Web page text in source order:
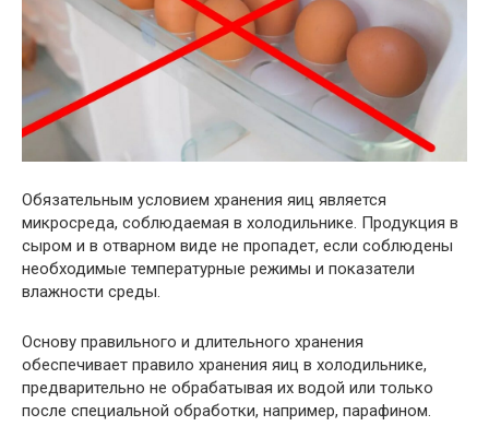
Обязательным условием хранения яиц является
микросреда, соблюдаемая в холодильнике. Продукция в
сыром и в отварном виде не пропадет, если соблюдены
необходимые температурные режимы и показатели
влажности среды.
Основу правильного и длительного хранения
обеспечивает правило хранения яиц в холодильнике,
предварительно не обрабатывая их водой или только
после специальной обработки, например, парафином.